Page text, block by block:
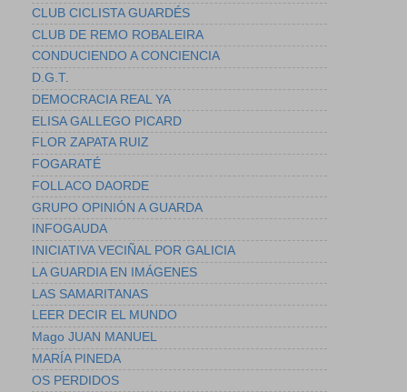
CLUB CICLISTA GUARDÉS
CLUB DE REMO ROBALEIRA
CONDUCIENDO A CONCIENCIA
D.G.T.
DEMOCRACIA REAL YA
ELISA GALLEGO PICARD
FLOR ZAPATA RUIZ
FOGARATÉ
FOLLACO DAORDE
GRUPO OPINIÓN A GUARDA
INFOGAUDA
INICIATIVA VECIÑAL POR GALICIA
LA GUARDIA EN IMÁGENES
LAS SAMARITANAS
LEER DECIR EL MUNDO
Mago JUAN MANUEL
MARÍA PINEDA
OS PERDIDOS